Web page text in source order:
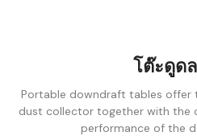
โต๊ะดูด
Portable downdraft tables offer
dust collector together with the
performance of the